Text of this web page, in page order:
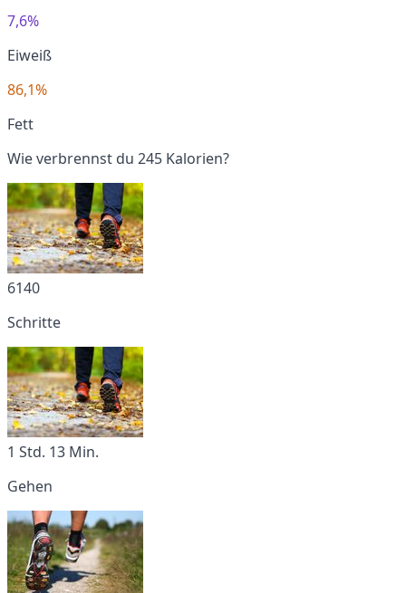
7,6%
Eiweiß
86,1%
Fett
Wie verbrennst du 245 Kalorien?
6140
Schritte
1 Std. 13 Min.
Gehen